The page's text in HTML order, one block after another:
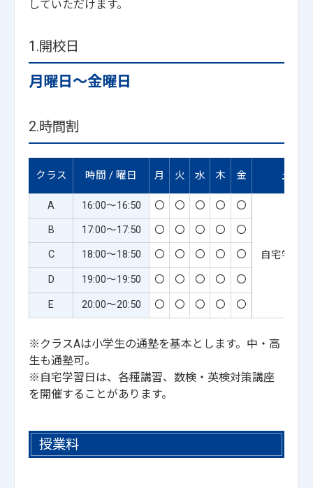
していただけます。
1.開校日
月曜日～金曜日
2.時間割
クラス 時間 / 曜日 月 火 水 木 金 土
A 16:00～16:50 〇 〇 〇 〇 〇
自宅学習日
B 17:00～17:50 〇 〇 〇 〇 〇
C 18:00～18:50 〇 〇 〇 〇 〇
D 19:00～19:50 〇 〇 〇 〇 〇
E 20:00～20:50 〇 〇 〇 〇 〇
※クラスAは小学生の通塾を基本とします。中・高
生も通塾可。
※自宅学習日は、各種講習、数検・英検対策講座
を開催することがあります。
授業料